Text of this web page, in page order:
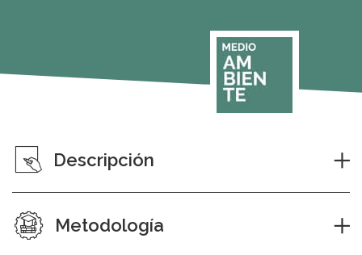
Descripción
Metodología